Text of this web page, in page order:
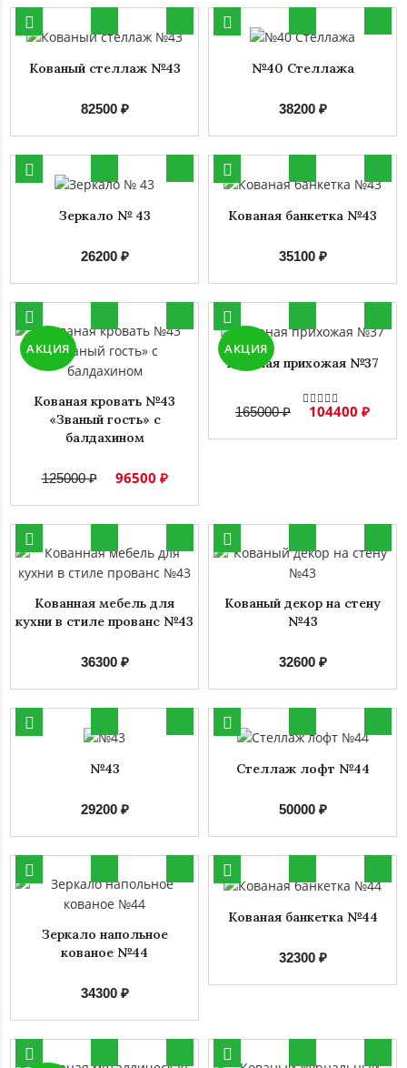
Кованый стеллаж №43
82500 ₽
№40 Стеллажа
38200 ₽
Зеркало № 43
26200 ₽
Кованая банкетка №43
35100 ₽
АКЦИЯ
Кованая кровать №43
«Званый гость» с
балдахином
125000 ₽ 96500 ₽
АКЦИЯ
Кованая прихожая №37
165000 ₽ 104400 ₽
Кованная мебель для
кухни в стиле прованс №43
36300 ₽
Кованый декор на стену
№43
32600 ₽
№43
29200 ₽
Стеллаж лофт №44
50000 ₽
Зеркало напольное
кованое №44
34300 ₽
Кованая банкетка №44
32300 ₽